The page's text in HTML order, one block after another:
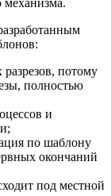
потому
полностью
и
по шаблону
окончаний
под местной